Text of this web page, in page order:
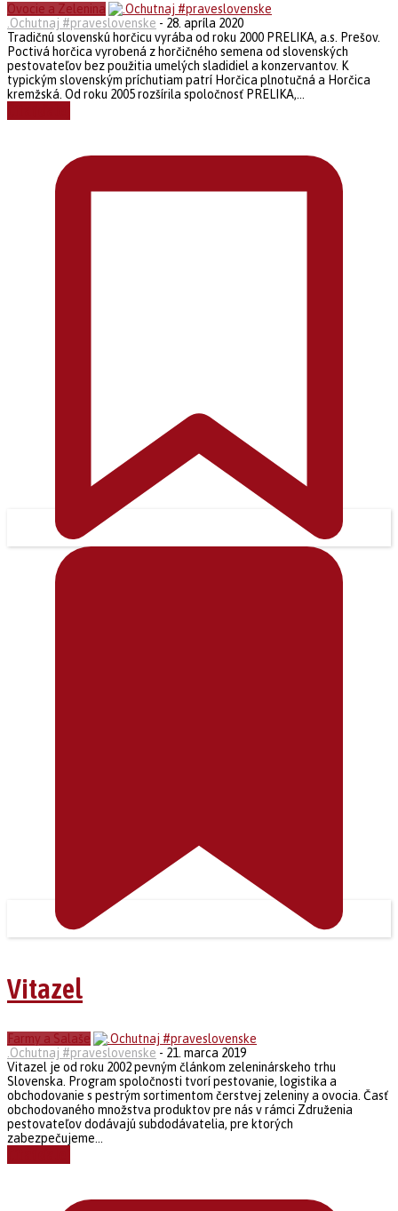
Ovocie a Zelenina
.Ochutnaj #praveslovenske - 28. apríla 2020
Tradičnú slovenskú horčicu vyrába od roku 2000 PRELIKA, a.s. Prešov.
Poctivá horčica vyrobená z horčičného semena od slovenských
pestovateľov bez použitia umelých sladidiel a konzervantov. K
typickým slovenským príchutiam patrí Horčica plnotučná a Horčica
kremžská. Od roku 2005 rozšírila spoločnosť PRELIKA,...
Vitazel
Farmy a Salaše
.Ochutnaj #praveslovenske - 21. marca 2019
Vitazel je od roku 2002 pevným článkom zeleninárskeho trhu
Slovenska. Program spoločnosti tvorí pestovanie, logistika a
obchodovanie s pestrým sortimentom čerstvej zeleniny a ovocia. Časť
obchodovaného množstva produktov pre nás v rámci Združenia
pestovateľov dodávajú subdodávatelia, pre ktorých
zabezpečujeme...